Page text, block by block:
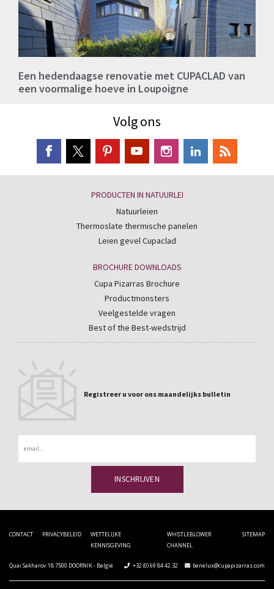
Een hedendaagse renovatie met CUPACLAD van
een voormalige hoeve in Loupoigne
Volg ons
PRODUCTEN IN NATUURLEI
Natuurleien
Thermoslate thermische panelen
Leien gevel Cupaclad
BROCHURE DOWNLOADS
Cupa Pizarras Brochure
Productmonsters
Veelgestelde vragen
Best of the Best-wedstrijd
Registreer u voor ons maandelijks bulletin
CONTACT PRIVACYBELEID
WETTELIJKE
KENNISGEVING
WHISTLEBLOWER
CHANNEL
SITEMAP
Quai Sakharov 18 7500 DOORNIK - België +32 (0) 69 84 42 32 benelux@cupapizarras.com